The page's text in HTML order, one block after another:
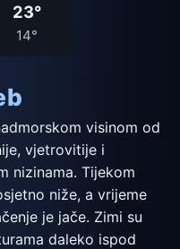
23°
14°
visinom od
vjetrovitije i
nizinama. Tijekom
niže, a vrijeme
je jače. Zimi su
daleko ispod